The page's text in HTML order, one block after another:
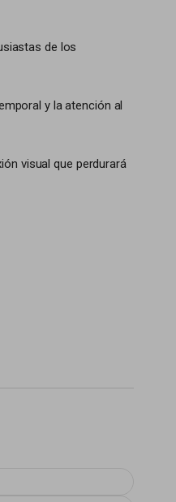
de los
y la atención al
visual que perdurará